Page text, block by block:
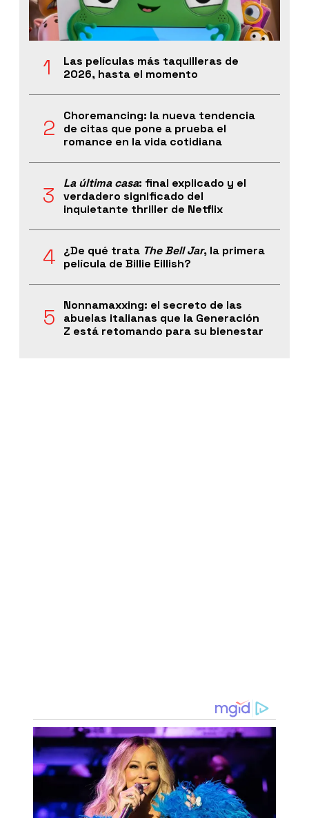
Las películas más taquilleras de
2026, hasta el momento
Choremancing: la nueva tendencia
de citas que pone a prueba el
romance en la vida cotidiana
La última casa: final explicado y el
verdadero significado del
inquietante thriller de Netflix
¿De qué trata The Bell Jar, la primera
película de Billie Eillish?
Nonnamaxxing: el secreto de las
abuelas italianas que la Generación
Z está retomando para su bienestar